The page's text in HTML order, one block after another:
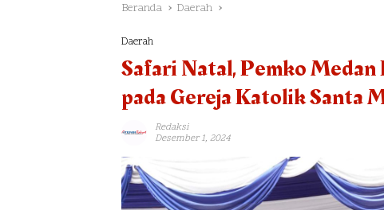
Beranda Daerah
Daerah
Safari Natal, Pemko
pada Gereja Katolik Santa
Redaksi
Desember 1, 2024